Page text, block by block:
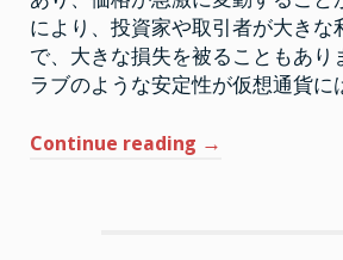
に
は
ダ
メ
な
と
多
により、投資家や取引者が大きな
で、大きな損失を被ることもあり
ラブのような安定性が仮想通貨に
Continue reading “フ
→